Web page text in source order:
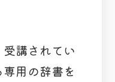
講されてい
用の辞書を